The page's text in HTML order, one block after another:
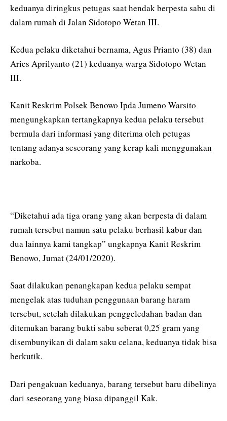
keduanya diringkus petugas saat hendak berpesta sabu di
dalam rumah di Jalan Sidotopo Wetan III.
Kedua pelaku diketahui bernama, Agus Prianto (38) dan
Aries Aprilyanto (21) keduanya warga Sidotopo Wetan
III.
Kanit Reskrim Polsek Benowo Ipda Jumeno Warsito
mengungkapkan tertangkapnya kedua pelaku tersebut
bermula dari informasi yang diterima oleh petugas
tentang adanya seseorang yang kerap kali menggunakan
narkoba.
“Diketahui ada tiga orang yang akan berpesta di dalam
rumah tersebut namun satu pelaku berhasil kabur dan
dua lainnya kami tangkap” ungkapnya Kanit Reskrim
Benowo, Jumat (24/01/2020).
Saat dilakukan penangkapan kedua pelaku sempat
mengelak atas tuduhan penggunaan barang haram
tersebut, setelah dilakukan penggeledahan badan dan
ditemukan barang bukti sabu seberat 0,25 gram yang
disembunyikan di dalam saku celana, keduanya tidak bisa
berkutik.
Dari pengakuan keduanya, barang tersebut baru dibelinya
dari seseorang yang biasa dipanggil Kak.